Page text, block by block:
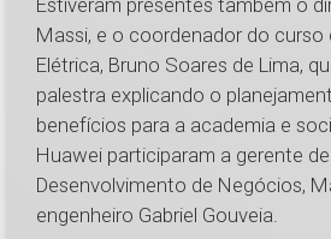
Estiveram presentes também o
Massi, e o coordenador do curso
Elétrica, Bruno Soares de Lima,
palestra explicando o
benefícios para a academia e
Huawei participaram a gerente
Desenvolvimento de Negócios,
engenheiro Gabriel Gouveia.